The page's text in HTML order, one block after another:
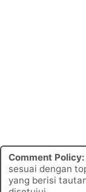
Comment Policy:
sesuai dengan
yang berisi